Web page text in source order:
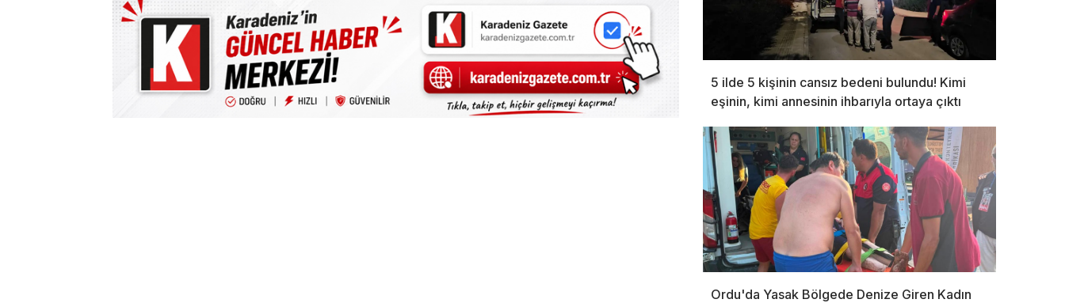
5 ilde 5 kişinin cansız bedeni bulundu! Kimi
eşinin, kimi annesinin ihbarıyla ortaya çıktı
Ordu'da Yasak Bölgede Denize Giren Kadın